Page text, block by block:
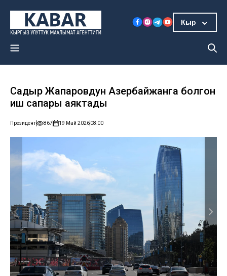
Кыр
Садыр Жапаровдун Азербайжанга болгон
иш сапары аяктады
Президент 867 19 Май 202608:00